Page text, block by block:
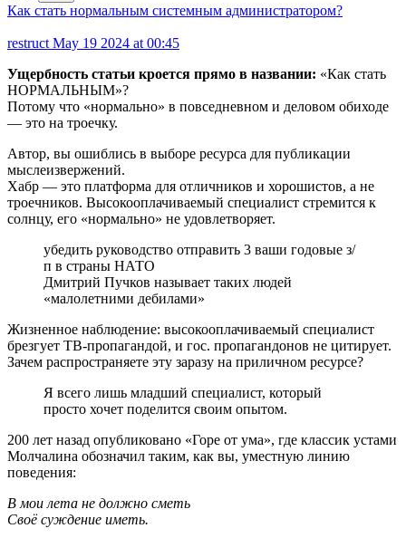
Как стать нормальным системным администратором?
restruct May 19 2024 at 00:45
Ущербность статьи кроется прямо в названии: «Как стать
НОРМАЛЬНЫМ»?
Потому что «нормально» в повседневном и деловом обиходе
— это на троечку.
Автор, вы ошиблись в выборе ресурса для публикации
мыслеизвержений.
Хабр — это платформа для отличников и хорошистов, а не
троечников. Высокооплачиваемый специалист стремится к
солнцу, его «нормально» не удовлетворяет.
убедить руководство отправить 3 ваши годовые з/
п в страны НАТО
Дмитрий Пучков называет таких людей
«малолетними дебилами»
Жизненное наблюдение: высокооплачиваемый специалист
брезгует ТВ-пропагандой, и гос. пропагандонов не цитирует.
Зачем распространяете эту заразу на приличном ресурсе?
Я всего лишь младший специалист, который
просто хочет поделится своим опытом.
200 лет назад опубликовано «Горе от ума», где классик устами
Молчалина обозначил таким, как вы, уместную линию
поведения:
В мои лета не должно сметь
Своё суждение иметь.